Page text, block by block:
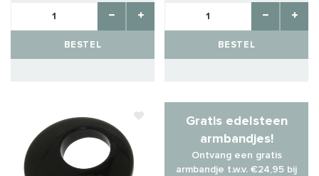
BESTEL BESTEL
Gratis edelsteen
armbandjes!
Ontvang een gratis
armbandje t.w.v. €24,95 bij